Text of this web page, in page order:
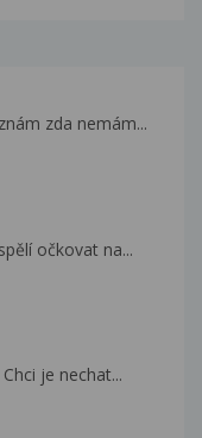
zda nemám...
očkovat na...
je nechat...